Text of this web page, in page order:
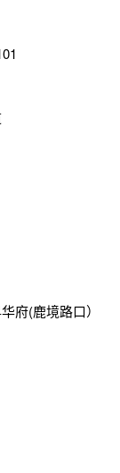
府(鹿境路口）